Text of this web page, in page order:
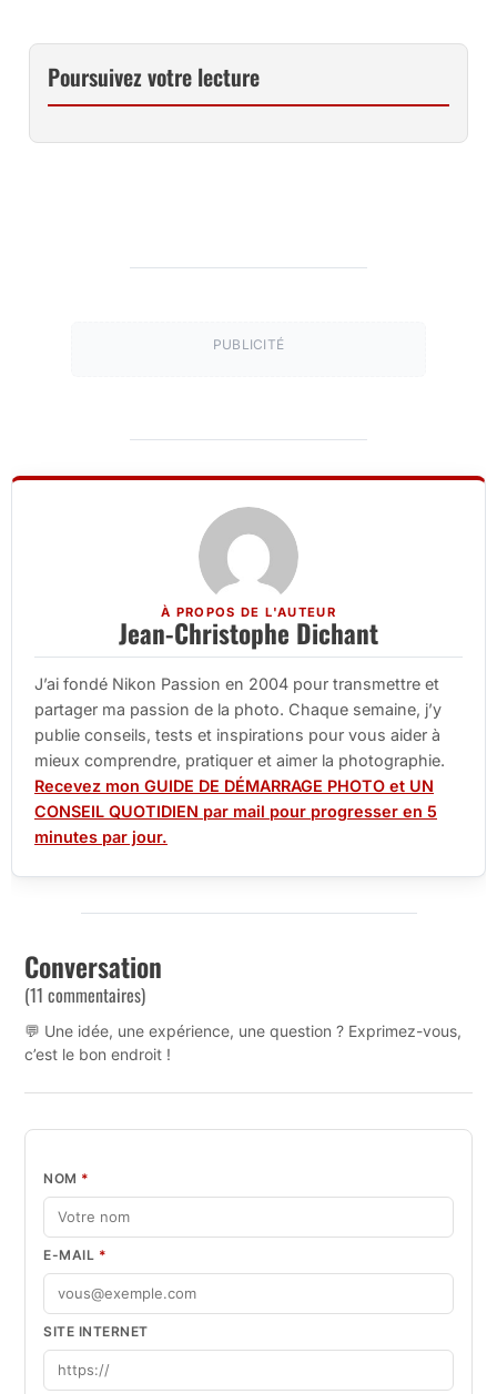
Poursuivez votre lecture
PUBLICITÉ
À PROPOS DE L'AUTEUR
Jean-Christophe Dichant
J’ai fondé Nikon Passion en 2004 pour transmettre et
partager ma passion de la photo. Chaque semaine, j’y
publie conseils, tests et inspirations pour vous aider à
mieux comprendre, pratiquer et aimer la photographie.
Recevez mon GUIDE DE DÉMARRAGE PHOTO et UN
CONSEIL QUOTIDIEN par mail pour progresser en 5
minutes par jour.
Conversation
(11 commentaires)
💬 Une idée, une expérience, une question ? Exprimez-vous,
c’est le bon endroit !
NOM *
E-MAIL *
SITE INTERNET